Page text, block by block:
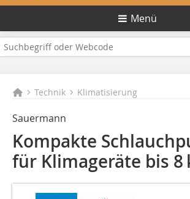
Menü
Technik Klimatisierung
Sauermann
Kompakte
für Klimageräte bis 8